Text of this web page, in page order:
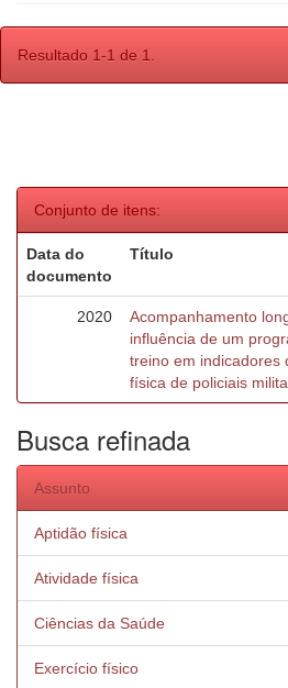
Resultado 1-1 de 1.
Conjunto de itens:
Data do
documento
Título
2020
Acompanhamento
influência de um
treino em indicadores
física de policiais
Busca refinada
Assunto
Aptidão física
Atividade física
Ciências da Saúde
Exercício físico